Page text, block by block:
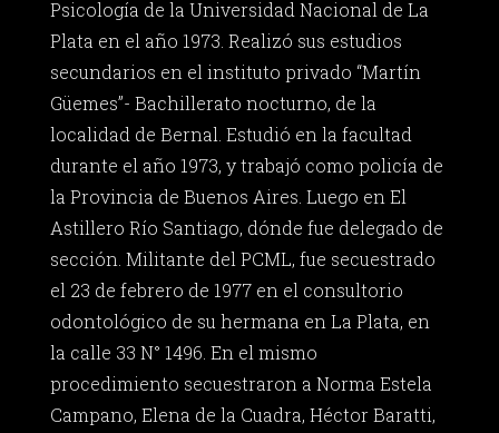
Psicología de la Universidad Nacional de La
Plata en el año 1973. Realizó sus estudios
secundarios en el instituto privado “Martín
Güemes”- Bachillerato nocturno, de la
localidad de Bernal. Estudió en la facultad
durante el año 1973, y trabajó como policía de
la Provincia de Buenos Aires. Luego en El
Astillero Río Santiago, dónde fue delegado de
sección. Militante del PCML, fue secuestrado
el 23 de febrero de 1977 en el consultorio
odontológico de su hermana en La Plata, en
la calle 33 N° 1496. En el mismo
procedimiento secuestraron a Norma Estela
Campano, Elena de la Cuadra, Héctor Baratti,